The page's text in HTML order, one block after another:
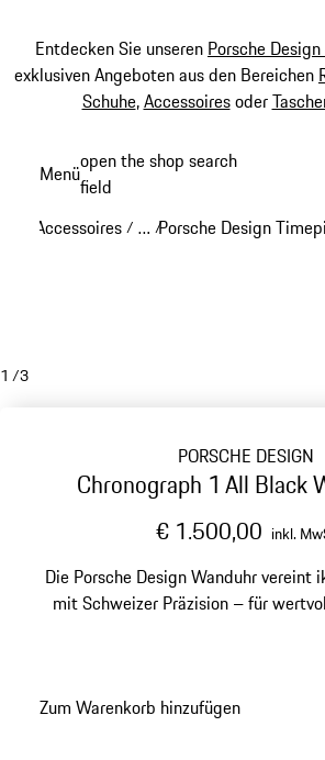
Entdecken Sie unseren Porsche
exklusiven Angeboten aus den Bereichen
Schuhe,Accessoiresoder
Hauptinhalt
Menüopen the shop search
field
Accessoires / …
Reveal collapsed
/Porsche Design
1 /3
PORSCHE DESIGN
Chronograph 1 All Black
€ 1.500,00 inkl.
Die Porsche Design Wanduhr vereint
mit Schweizer Präzision – für
Zum Warenkorb hinzufügen